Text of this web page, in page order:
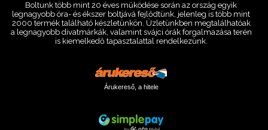
Boltunk több mint 20 éves működése során az ország egyik
legnagyobb óra- és ékszer boltjává fejlődtünk, jelenleg is több mint
2000 termék található készletünkön. Üzletünkben megtalálhatóak
a legnagyobb divatmárkák, valamint svájci órák forgalmazása terén
is kiemelkedő tapasztalattal rendelkezünk.
Árukereső, a hitele